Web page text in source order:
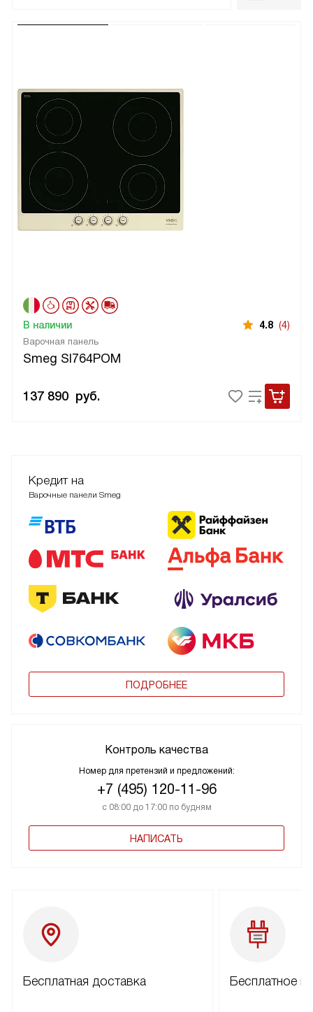
Варочная панель
Smeg SI764POM
В наличии 4.8 (4)
137 890 руб.
Кредит на
Варочные панели Smeg
ПОДРОБНЕЕ
Контроль качества
Номер для претензий и предложений:
+7 (495) 120-11-96
с 08:00 до 17:00 по будням
НАПИСАТЬ
Бесплатная доставка Бесплатное